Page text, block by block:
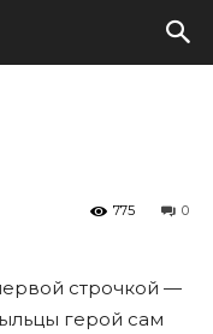
0
775
строчкой —
герой сам